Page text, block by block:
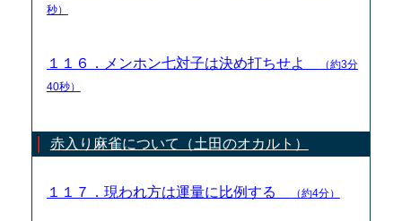
秒）
１１６．メンホン七対子は決め打ちせよ
（約3分
40秒）
赤入り麻雀について（土田のオカルト）
１１７．現われ方は運量に比例する （約4分）